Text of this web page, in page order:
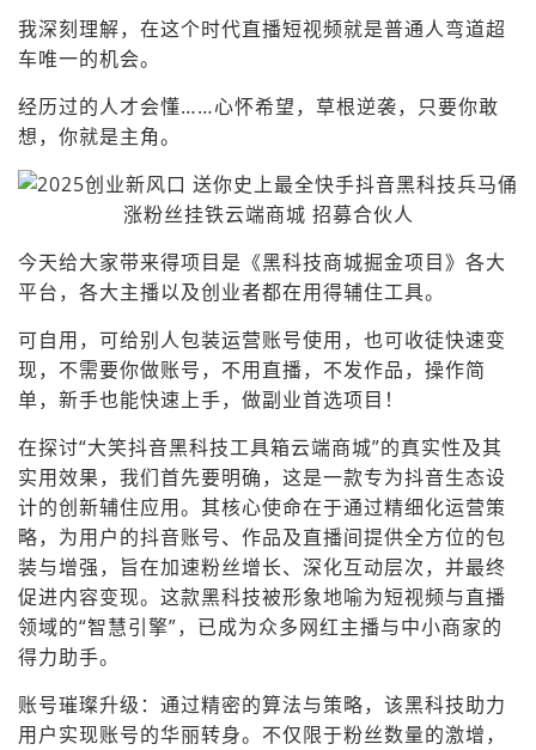
我深刻理解，在这个时代直播短视频就是普通人弯道超
车唯一的机会。
经历过的人才会懂……心怀希望，草根逆袭，只要你敢
想，你就是主角。
今天给大家带来得项目是《黑科技商城掘金项目》各大
平台，各大主播以及创业者都在用得辅住工具。
可自用，可给别人包装运营账号使用，也可收徒快速变
现，不需要你做账号，不用直播，不发作品，操作简
单，新手也能快速上手，做副业首选项目！
在探讨“大笑抖音黑科技工具箱云端商城”的真实性及其
实用效果，我们首先要明确，这是一款专为抖音生态设
计的创新辅住应用。其核心使命在于通过精细化运营策
略，为用户的抖音账号、作品及直播间提供全方位的包
装与增强，旨在加速粉丝增长、深化互动层次，并最终
促进内容变现。这款黑科技被形象地喻为短视频与直播
领域的“智慧引擎”，已成为众多网红主播与中小商家的
得力助手。
账号璀璨升级：通过精密的算法与策略，该黑科技助力
用户实现账号的华丽转身。不仅限于粉丝数量的激增，